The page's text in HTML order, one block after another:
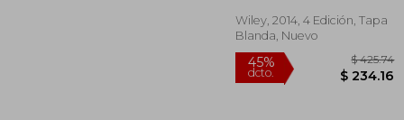
Wiley, 2014, 4 Edición, Tapa
Blanda, Nuevo